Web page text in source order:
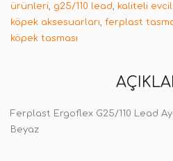
ürünleri, g25/110 lead, kaliteli
köpek aksesuarları, ferplast
köpek tasması
Ferplast Ergoflex G25/110 Lead
Beyaz